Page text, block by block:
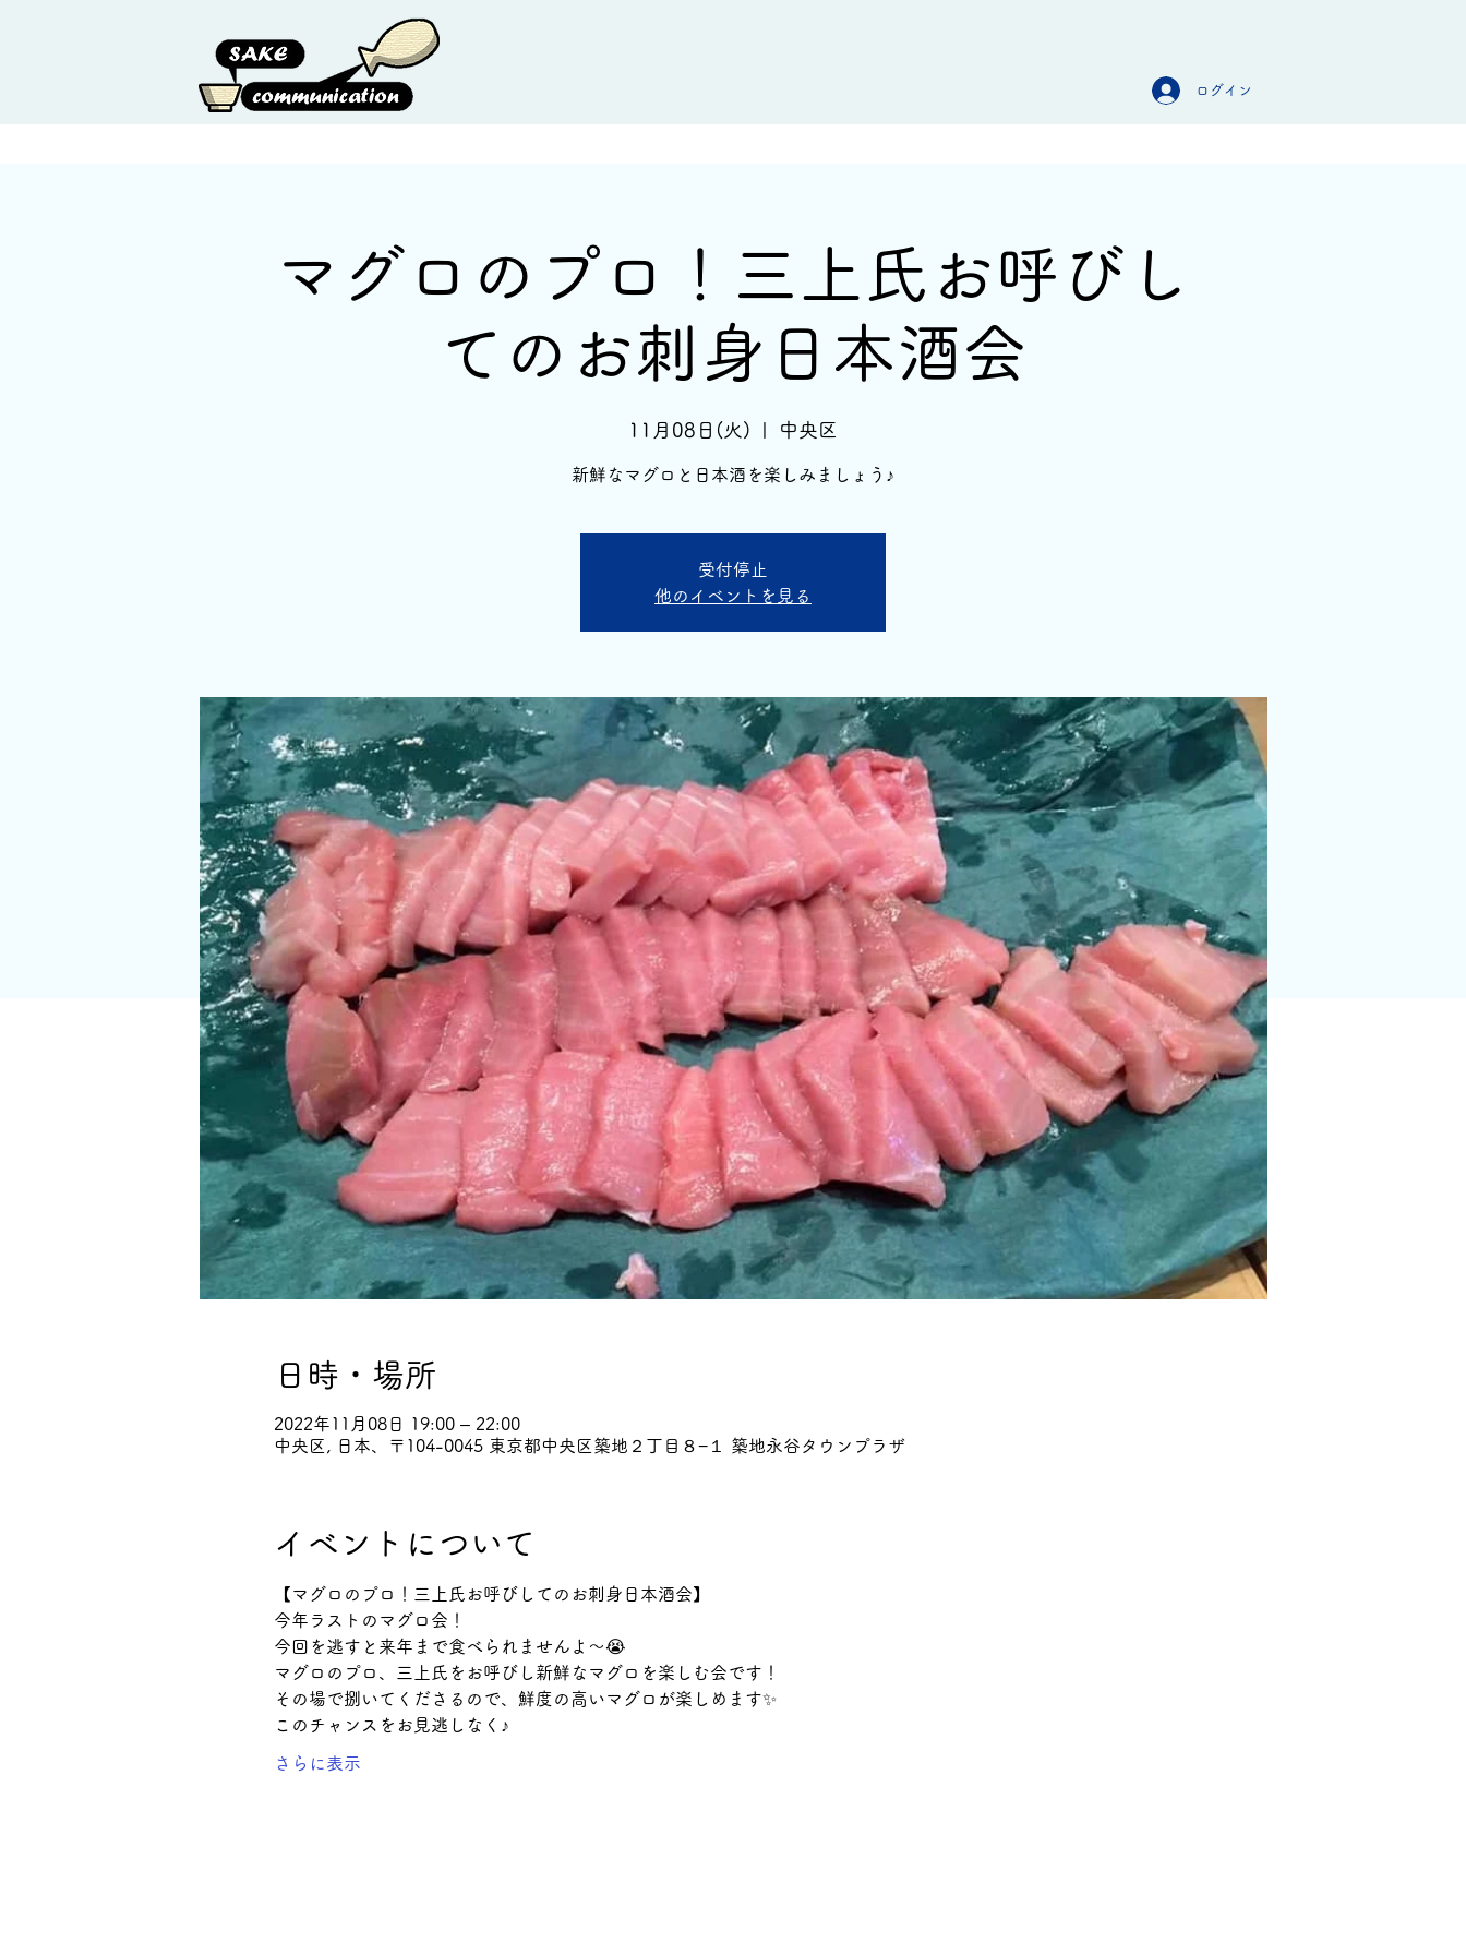
ログイン
マグロのプロ！三上氏お呼びし
てのお刺身日本酒会
11月08日(火) 中央区
新鮮なマグロと日本酒を楽しみましょう♪
受付停止
他のイベントを見る
日時・場所
2022年11月08日 19:00 – 22:00
中央区, 日本、〒104-0045 東京都中央区築地２丁目８−１ 築地永谷タウンプラザ
イベントについて
【マグロのプロ！三上氏お呼びしてのお刺身日本酒会】
今年ラストのマグロ会！
今回を逃すと来年まで食べられませんよ〜😭
マグロのプロ、三上氏をお呼びし新鮮なマグロを楽しむ会です！
その場で捌いてくださるので、鮮度の高いマグロが楽しめます✨
このチャンスをお見逃しなく♪
さらに表示